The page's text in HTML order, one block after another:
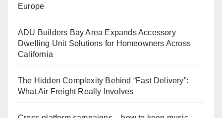
Europe
ADU Builders Bay Area Expands Accessory
Dwelling Unit Solutions for Homeowners Across
California
The Hidden Complexity Behind “Fast Delivery”:
What Air Freight Really Involves